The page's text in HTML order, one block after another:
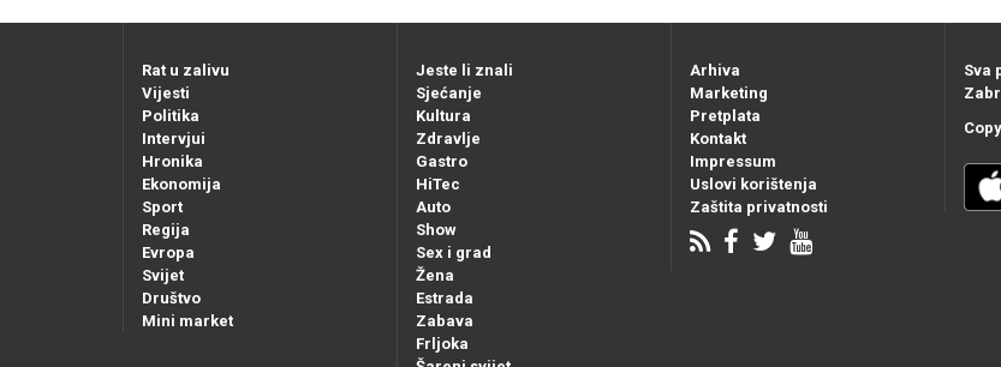
Rat u zalivu
Vijesti
Politika
Intervjui
Hronika
Ekonomija
Sport
Regija
Evropa
Svijet
Društvo
Mini market
Jeste li znali
Sjećanje
Kultura
Zdravlje
Gastro
HiTec
Auto
Show
Sex i grad
Žena
Estrada
Zabava
Frljoka
Arhiva
Marketing
Pretplata
Kontakt
Impressum
Uslovi korištenja
Zaštita privatnosti
Sva